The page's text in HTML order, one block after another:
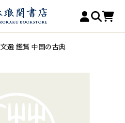
文選 鑑賞 中国の古典